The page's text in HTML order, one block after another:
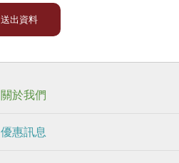
送出資料
關於我們
優惠訊息